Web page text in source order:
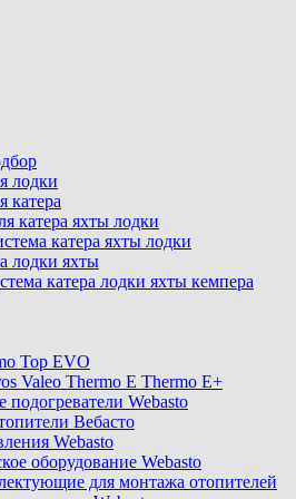
лодки
катера
катера яхты лодки
катера яхты лодки
лодки яхты
катера лодки яхты кемпера
Top EVO
Valeo Thermo E Thermo E+
подогреватели Webasto
Вебасто
Webasto
оборудование Webasto
для монтажа отопителей